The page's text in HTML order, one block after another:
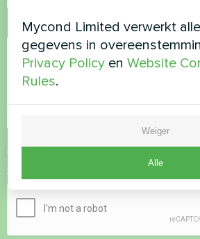
Opmerking
Veiligheidscontrole
Mycond Limited verwerkt
gegevens in
Privacy Policy enWebsite
Rules.
Weiger
Alle